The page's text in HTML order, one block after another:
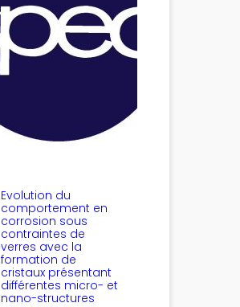
Evolution du
comportement en
corrosion sous
contraintes de
verres avec la
formation de
cristaux présentant
différentes micro- et
nano-structures